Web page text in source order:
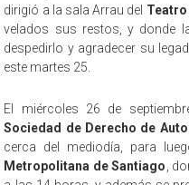
dirigió a la sala Arrau del
velados sus restos, y donde
despedirlo y agradecer su
este martes 25.
El miércoles 26 de
Sociedad de Derecho de
cerca del mediodía, para
Metropolitana de Santiago ,